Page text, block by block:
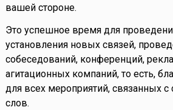
вашей стороне.
Это успешное время для
установления новых связей,
собеседований, конференций,
агитационных компаний, то есть,
для всех мероприятий, связанных с
слов.